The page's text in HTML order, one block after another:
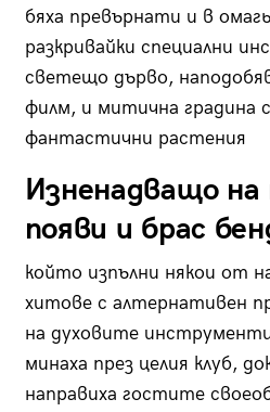
бяха превърнати и в
разкривайки специални
светещо дърво,
филм, и митична градина
фантастични растения
Изненадващо
появи и брас
който изпълни някои от
хитове с алтернативен
на духовите
минаха през целия клуб,
направиха гостите